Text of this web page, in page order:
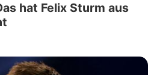
hat Felix Sturm aus